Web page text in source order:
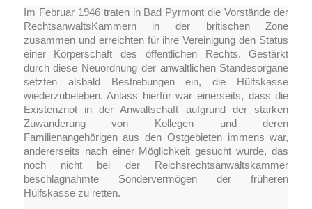
Im Februar 1946 traten in Bad Pyrmont die Vorstände der
RechtsanwaltsKammern in der britischen Zone
zusammen und erreichten für ihre Vereinigung den Status
einer Körperschaft des öffentlichen Rechts. Gestärkt
durch diese Neuordnung der anwaltlichen Standesorgane
setzten alsbald Bestrebungen ein, die Hülfskasse
wiederzubeleben. Anlass hierfür war einerseits, dass die
Existenznot in der Anwaltschaft aufgrund der starken
Zuwanderung von Kollegen und deren
Familienangehörigen aus den Ostgebieten immens war,
andererseits nach einer Möglichkeit gesucht wurde, das
noch nicht bei der Reichsrechtsanwaltskammer
beschlagnahmte Sondervermögen der früheren
Hülfskasse zu retten.